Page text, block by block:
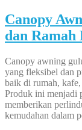
Canopy
dan
Canopy awning
yang fleksibel dan
baik di rumah,
Produk ini menjadi
memberikan
kemudahan dalam